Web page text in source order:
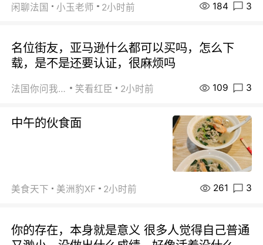
闲聊法国 小玉老师 2小时前 184 3
名位街友，亚马逊什么都可以买吗，怎么下
载，是不是还要认证，很麻烦吗
法国你问我答 笑看红臣 2小时前 109 3
中午的伙食面
美食天下 美洲豹XF 2小时前 261 3
你的存在，本身就是意义 很多人觉得自己普通